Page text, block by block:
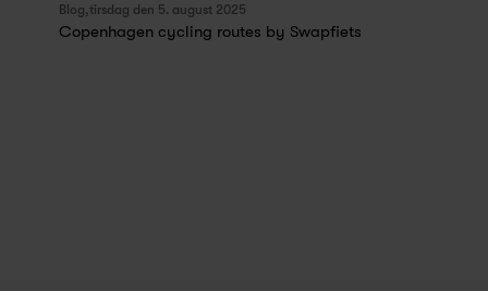
Blog,tirsdag den 5. august 2025
Copenhagen cycling routes by Swapfiets